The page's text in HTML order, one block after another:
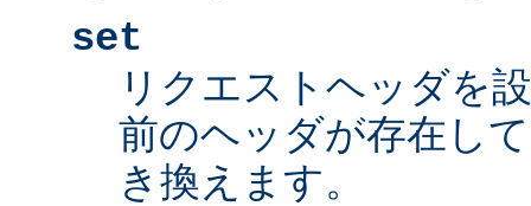
set
リクエストヘッダを
前のヘッダが存在し
き換えます。